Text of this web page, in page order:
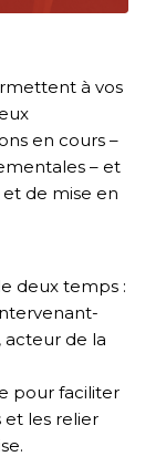
à vos
en cours –
– et
et de mise en
deux temps :
acteur de la
pour faciliter
et les relier